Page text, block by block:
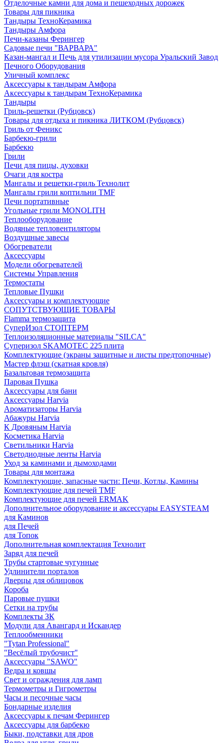
Отделочные камни для дома и пешеходных дорожек
Товары для пикника
Тандыры ТехноКерамика
Тандыры Амфора
Печи-казаны Ферингер
Садовые печи "ВАРВАРА"
Казан-мангал и Печь для утилизации мусора Уральский Завод
Печного Оборудования
Уличный комплекс
Аксессуары к тандырам Амфора
Аксессуары к тандырам ТехноКерамика
Тандыры
Гриль-решетки (Рубцовск)
Товары для отдыха и пикника ЛИТКОМ (Рубцовск)
Гриль от Феникс
Барбекю-грили
Барбекю
Грили
Печи для пицы, духовки
Очаги для костра
Мангалы и решетки-гриль Технолит
Мангалы грили коптильни TMF
Печи портативные
Угольные грили MONOLITH
Теплооборудование
Водяные тепловентиляторы
Воздушные завесы
Обогреватели
Аксессуары
Модели обогревателей
Системы Управления
Термостаты
Тепловые Пушки
Аксессуары и комплектующие
СОПУТСТВУЮЩИЕ ТОВАРЫ
Flamma термозащита
СуперИзол СТОПТЕРМ
Теплоизоляционные материалы "SILCA"
Суперизол SKAMOTEC 225 плита
Комплектующие (экраны защитные и листы предтопочные)
Мастер флэш (скатная кровля)
Базальтовая термозащита
Паровая Пушка
Аксессуары для бани
Аксессуары Harvia
Ароматизаторы Harvia
Абажуры Harvia
К Дровяным Harvia
Косметика Harvia
Светильники Harvia
Светодиодные ленты Harvia
Уход за каминами и дымоходами
Товары для монтажа
Комплектующие, запасные части: Печи, Котлы, Камины
Комплектующие для печей TMF
Комплектующие для печей ERMAK
Дополнительное оборудование и аксессуары EASYSTEAM
для Каминов
для Печей
для Топок
Дополнительная комплектация Технолит
Заряд для печей
Трубы стартовые чугунные
Удлинители порталов
Дверцы для облицовок
Короба
Паровые пушки
Сетки на трубы
Комплекты ЗК
Модули для Авангард и Искандер
Теплообменники
"Tytan Professional"
"Весёлый трубочист"
Аксессуары "SAWO"
Ведра и ковшы
Свет и ограждения для ламп
Термометры и Гигрометры
Часы и песочные часы
Бондарные изделия
Аксессуары к печам Ферингер
Аксессуары для барбекю
Быки, подставки для дров